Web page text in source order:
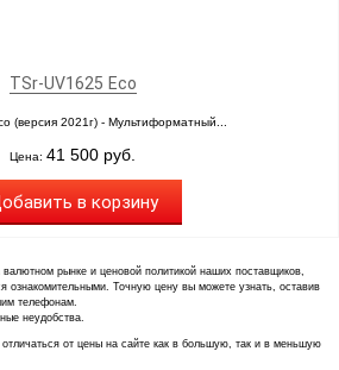
TSr-UV1625 Eco
(версия 2021г) - Мультиформатный...
Цена: 41 500 руб.
в корзину
рынке и ценовой политикой наших поставщиков,
ознакомительными. Точную цену вы можете узнать, оставив
телефонам.
неудобства.
от цены на сайте как в большую, так и в меньшую